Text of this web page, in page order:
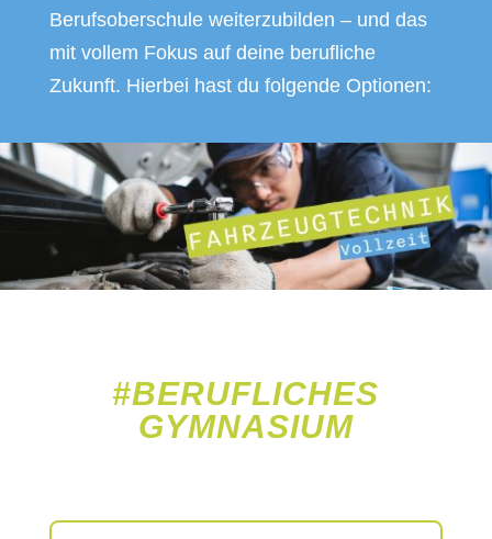
Berufsoberschule weiterzubilden – und das
mit vollem Fokus auf deine berufliche
Zukunft. Hierbei hast du folgende Optionen:
#BERUFLICHES
GYMNASIUM